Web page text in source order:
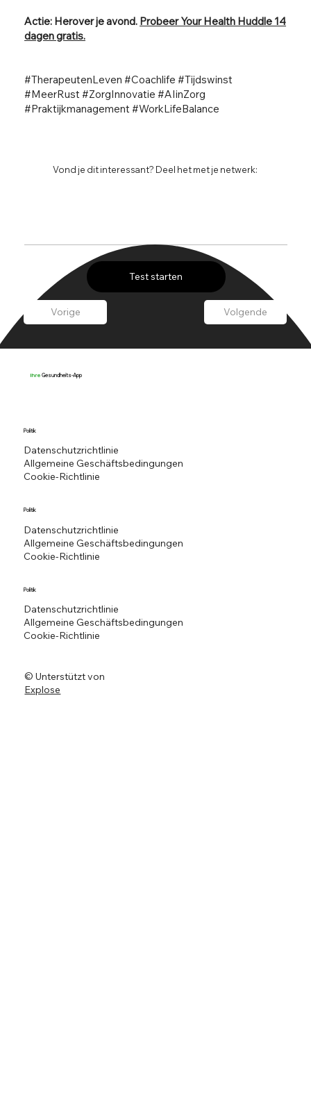
Actie: Herover je avond. Probeer Your Health Huddle 14
dagen gratis.
#TherapeutenLeven #Coachlife #Tijdswinst
#MeerRust #ZorgInnovatie #AIinZorg
#Praktijkmanagement #WorkLifeBalance
Vond je dit interessant? Deel het met je netwerk:
Test starten
Vorige Volgende
Ihre Gesundheits-App
Politik
Datenschutzrichtlinie
Allgemeine Geschäftsbedingungen
Cookie-Richtlinie
Politik
Datenschutzrichtlinie
Allgemeine Geschäftsbedingungen
Cookie-Richtlinie
Politik
Datenschutzrichtlinie
Allgemeine Geschäftsbedingungen
Cookie-Richtlinie
© Unterstützt von
Explose